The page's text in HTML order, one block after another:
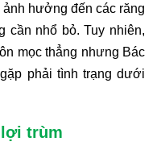
ảnh hưởng đến các răng
cần nhổ bỏ. Tuy nhiên,
mọc thẳng nhưng Bác
phải tình trạng dưới
lợi trùm